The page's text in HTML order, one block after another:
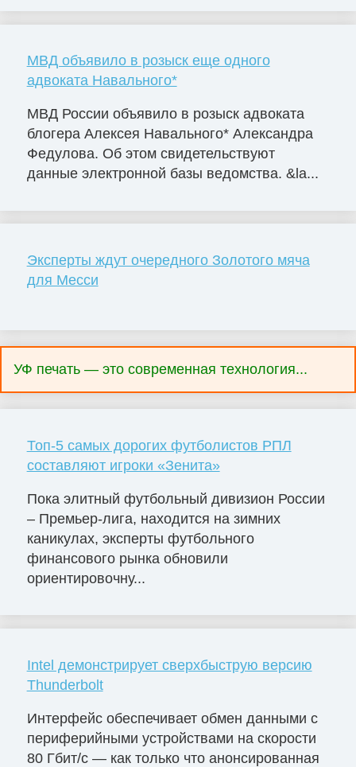
МВД объявило в розыск еще одного
адвоката Навального*
МВД России объявило в розыск адвоката
блогера Алексея Навального* Александра
Федулова. Об этом свидетельствуют
данные электронной базы ведомства. &la...
Эксперты ждут очередного Золотого мяча
для Месси
УФ печать — это современная технология...
Топ-5 самых дорогих футболистов РПЛ
составляют игроки «Зенита»
Пока элитный футбольный дивизион России
– Премьер-лига, находится на зимних
каникулах, эксперты футбольного
финансового рынка обновили
ориентировочну...
Intel демонстрирует сверхбыструю версию
Thunderbolt
Интерфейс обеспечивает обмен данными с
периферийными устройствами на скорости
80 Гбит/с — как только что анонсированная